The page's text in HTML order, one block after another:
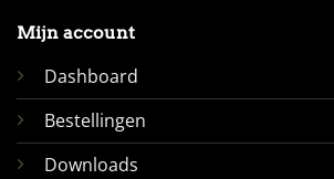
Mijn account
Dashboard
Bestellingen
Downloads